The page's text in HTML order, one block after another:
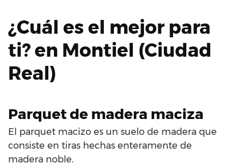
¿Cuál es el mejor para
ti? en Montiel (Ciudad
Real)
Parquet de madera maciza
El parquet macizo es un suelo de madera que
consiste en tiras hechas enteramente de
madera noble.